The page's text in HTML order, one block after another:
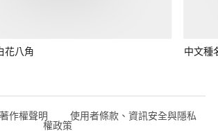
花八角 中文種
著作權聲明 使用者條款、資訊安全與隱私
權政策